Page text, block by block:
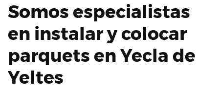
Somos especialistas
en instalar y colocar
parquets en Yecla de
Yeltes